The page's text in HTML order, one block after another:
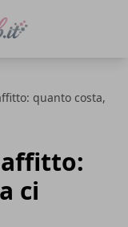
quanto costa,
ci